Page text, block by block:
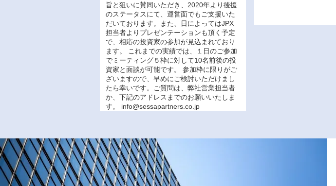
旨と狙いに賛同いただき、2020年より後援
のステータスにて、運営面でもご支援いた
だいております。また、日によってはJPX
担当者よりプレゼンテーションも頂く予定
で、相応の投資家の参加が見込まれており
ます。 これまでの実績では、１日のご参加
でミーティング５枠に対して10名前後の投
資家と面談が可能です。 参加枠に限りがご
ざいますので、早めにご検討いただけまし
たら幸いです。ご質問は、弊社営業担当者
か、下記のアドレスまでのお願いいたしま
す。 info@sessapartners.co.jp